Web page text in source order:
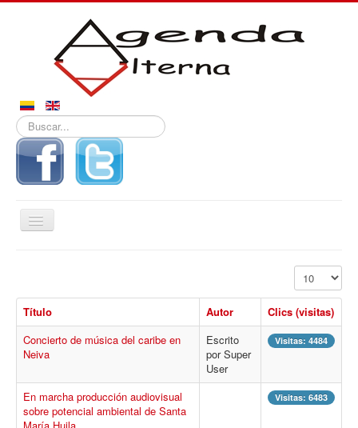
Buscar...
Alternar
navegación
Derechos
Reportajes
Cultura
Región
Mostrar #
Título Autor
Clics (visitas)
Concierto de música del caribe en
Neiva
Escrito
por Super
User
Visitas: 4484
En marcha producción audiovisual
sobre potencial ambiental de Santa
Visitas: 6483